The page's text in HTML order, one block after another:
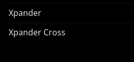
Xpander
Xpander Cross